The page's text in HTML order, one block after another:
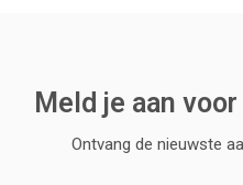
Meld je aan
Ontvang de nieuwste